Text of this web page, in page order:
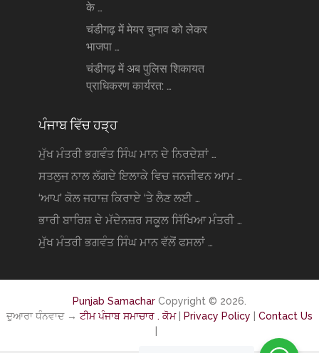
के …
चंडीगढ़ में मेयर चुनाव को लेकर
भाजपा …
चंडीगढ़ में अब पुलिस शिकायत
प्राधिकरण कार्यरत: …
ਪੰਜਾਬ ਵਿੱਚ ਹੜ੍ਹ
ਮੁੱਖ ਮੰਤਰੀ ਭਗਵੰਤ ਸਿੰਘ ਮਾਨ ਦੇ ਨਿਰਦੇਸ਼ਾਂ …
ਸਤਲੁਜ ਨਾਲ ਲੱਗਦੇ ਇਲਾਕੇ ਵਿਚ ਜਨਜੀਵਨ ਆਮ …
‘ਆਪ’ ਕੋਲ ਜਹਾਜ਼ ਕਿਰਾਏ ‘ਤੇ ਲੈਣ ਲਈ …
ਭਾਰੀ ਬਾਰਿਸ਼ ਦੇ ਮੱਦੇਨਜ਼ਰ ਸਕੂਲ ਸਿੱਖਿਆ ਮੰਤਰੀ …
ਮੁੱਖ ਮੰਤਰੀ ਭਗਵੰਤ ਸਿੰਘ ਮਾਨ ਵੱਲੋਂ ਫਸਲਾਂ …
Punjab SamacharCopyright © 2026.
ਦੁਆਰਾ ਧੰਨਵਾਦ → ਟੀਮ ਪੰਜਾਬ ਸਮਾਚਾਰ . ਕੋਮ| Privacy Policy
Contact Us